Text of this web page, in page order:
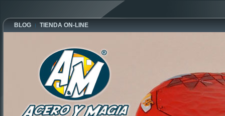
BLOG TIENDA ON-LINE